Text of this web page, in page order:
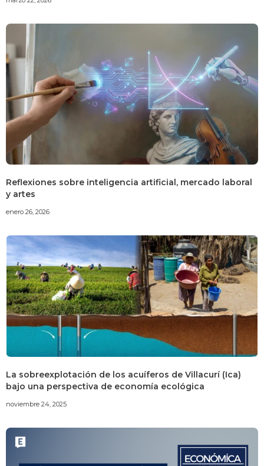
Reflexiones sobre inteligencia artificial, mercado laboral
y artes
enero 26, 2026
La sobreexplotación de los acuíferos de Villacurí (Ica)
bajo una perspectiva de economía ecológica
noviembre 24, 2025